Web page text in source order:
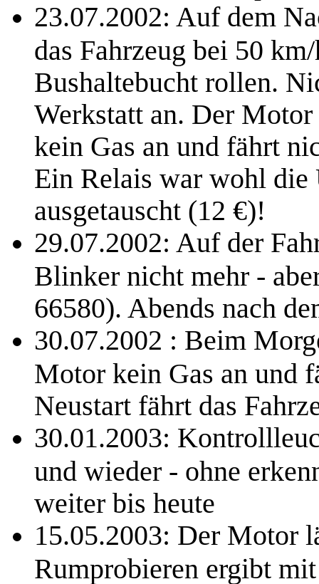
23.07.2002: Auf dem
das Fahrzeug bei 50
Bushaltebucht rollen.
Werkstatt an. Der
kein Gas an und fährt
Ein Relais war wohl die
ausgetauscht (12 €)!
29.07.2002: Auf der
Blinker nicht mehr -
66580). Abends nach
30.07.2002 : Beim
Motor kein Gas an und
Neustart fährt das
30.01.2003:
und wieder - ohne
weiter bis heute
15.05.2003: Der Motor
Rumprobieren ergibt